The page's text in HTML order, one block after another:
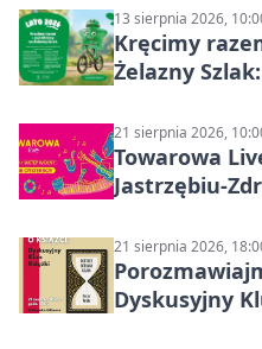
13 sierpnia 2026,
Kręcimy
Żelazny
21 sierpnia 2026,
Towarowa
Jastrzębiu-
21 sierpnia 2026,
Dyskusyjny